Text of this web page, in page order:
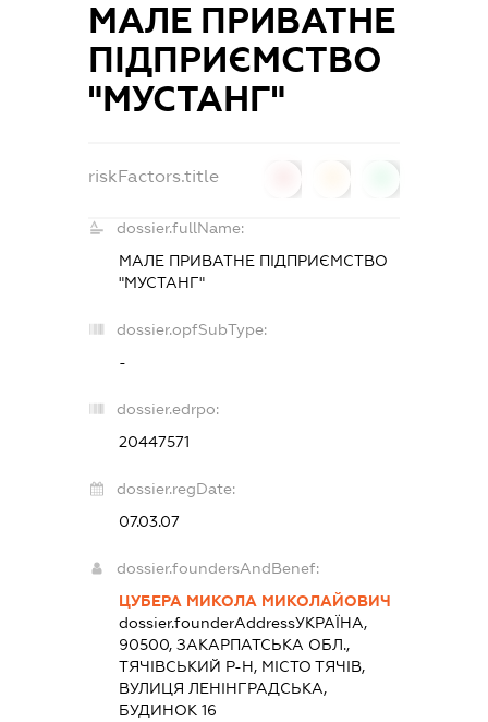
МАЛЕ ПРИВАТНЕ
ПІДПРИЄМСТВО
"МУСТАНГ"
riskFactors.title
dossier.fullName:
МАЛЕ ПРИВАТНЕ ПІДПРИЄМСТВО
"МУСТАНГ"
dossier.opfSubType:
-
dossier.edrpo:
20447571
dossier.regDate:
07.03.07
dossier.foundersAndBenef:
ЦУБЕРА МИКОЛА МИКОЛАЙОВИЧ
dossier.founderAddressУКРАЇНА,
90500, ЗАКАРПАТСЬКА ОБЛ.,
ТЯЧІВСЬКИЙ Р-Н, МІСТО ТЯЧІВ,
ВУЛИЦЯ ЛЕНІНГРАДСЬКА,
БУДИНОК 16